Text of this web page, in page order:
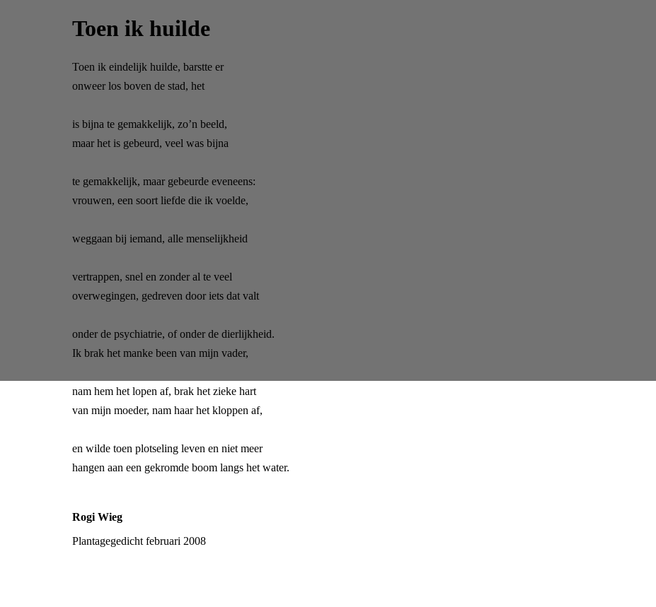
Toen ik huilde
Toen ik eindelijk huilde, barstte er
onweer los boven de stad, het
is bijna te gemakkelijk, zo’n beeld,
maar het is gebeurd, veel was bijna
te gemakkelijk, maar gebeurde eveneens:
vrouwen, een soort liefde die ik voelde,
weggaan bij iemand, alle menselijkheid
vertrappen, snel en zonder al te veel
overwegingen, gedreven door iets dat valt
onder de psychiatrie, of onder de dierlijkheid.
Ik brak het manke been van mijn vader,
nam hem het lopen af, brak het zieke hart
van mijn moeder, nam haar het kloppen af,
en wilde toen plotseling leven en niet meer
hangen aan een gekromde boom langs het water.
Rogi Wieg
Plantagegedicht februari 2008